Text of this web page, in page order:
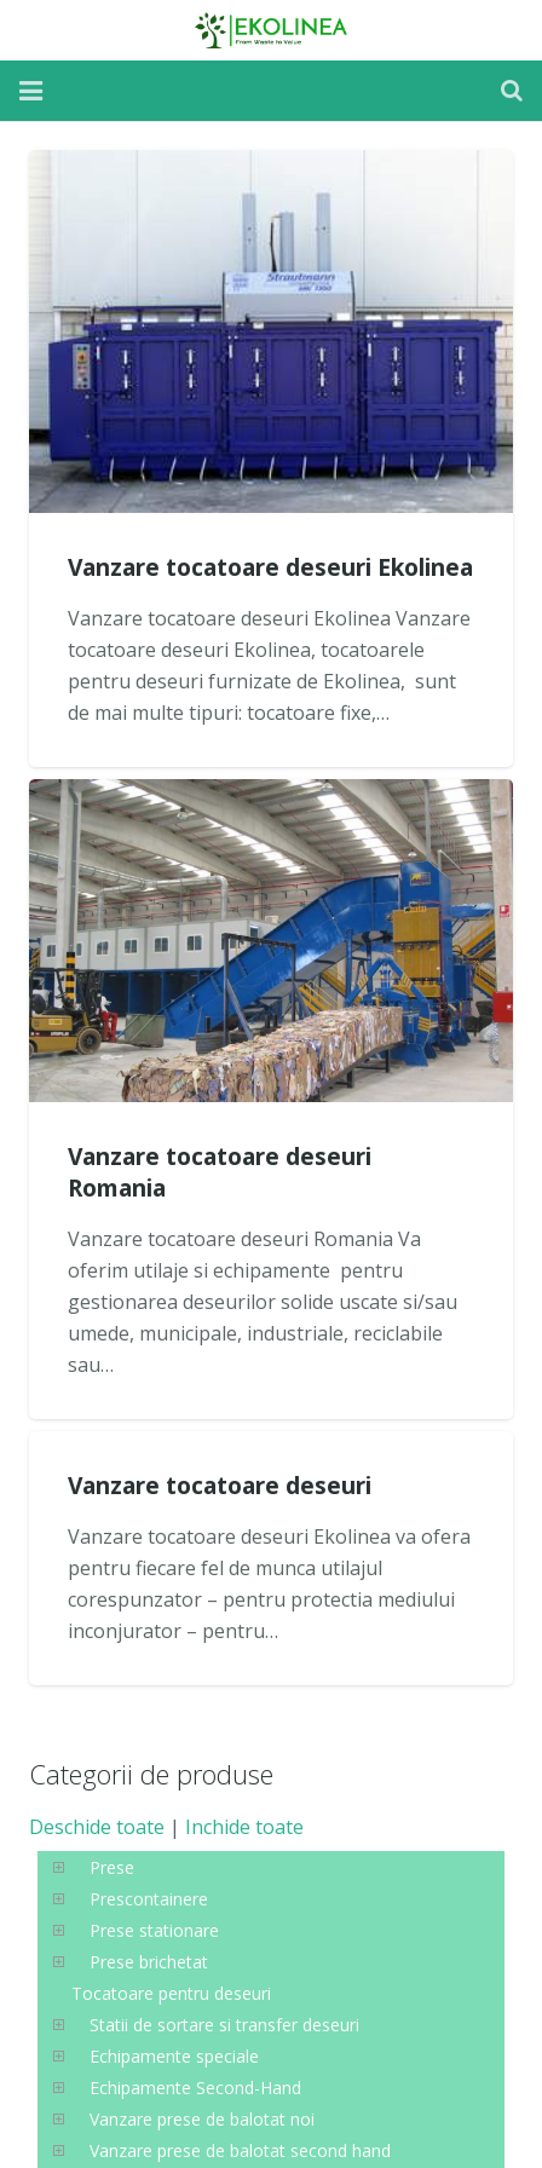
Home
Despre utilaje
Despre noi
Noutati
Contact
Vanzare tocatoare deseuri Ekolinea
Vanzare tocatoare deseuri Ekolinea Vanzare
tocatoare deseuri Ekolinea, tocatoarele
pentru deseuri furnizate de Ekolinea, sunt
de mai multe tipuri: tocatoare fixe,…
Vanzare tocatoare deseuri
Romania
Vanzare tocatoare deseuri Romania Va
oferim utilaje si echipamente pentru
gestionarea deseurilor solide uscate si/sau
umede, municipale, industriale, reciclabile
sau…
Vanzare tocatoare deseuri
Vanzare tocatoare deseuri Ekolinea va ofera
pentru fiecare fel de munca utilajul
corespunzator – pentru protectia mediului
inconjurator – pentru…
Categorii de produse
Deschide toate | Inchide toate
Prese
Prescontainere
Prese stationare
Prese brichetat
Tocatoare pentru deseuri
Statii de sortare si transfer deseuri
Echipamente speciale
Echipamente Second-Hand
Vanzare prese de balotat noi
Vanzare prese de balotat second hand